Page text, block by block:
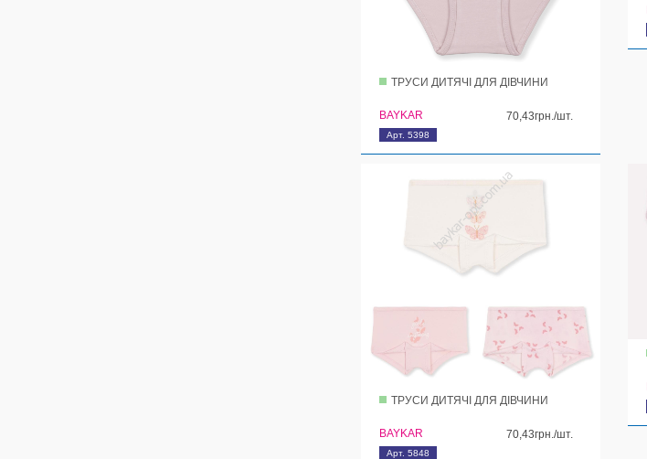
Арт. 5398
ТРУСИ ДИТЯЧІ ДЛЯ ДІВЧИНИ
BAYKAR 70,43грн./шт.
Арт. 5848
ТРУСИ ДИТЯЧІ ДЛЯ ДІВЧИНИ
BAYKAR 70,43грн./шт.